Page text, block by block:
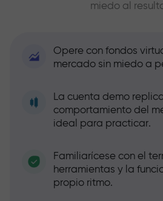
miedo al
Opere con fondos
mercado sin miedo a
La cuenta demo
comportamiento del
ideal para practicar.
Familiarícese con el
herramientas y la
propio ritmo.